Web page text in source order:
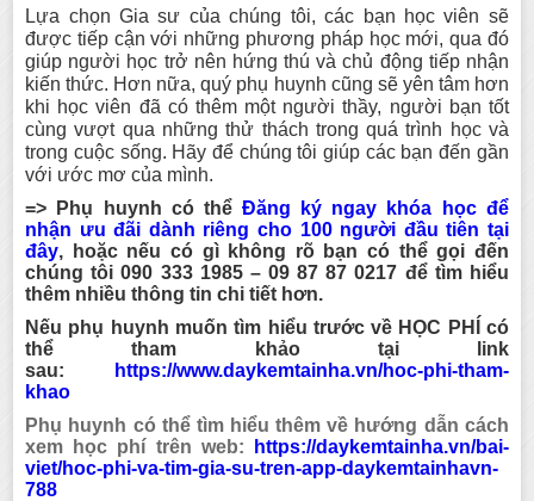
Lựa chọn Gia sư của chúng tôi, các bạn học viên sẽ
được tiếp cận với những phương pháp học mới, qua đó
giúp người học trở nên hứng thú và chủ động tiếp nhận
kiến thức. Hơn nữa, quý phụ huynh cũng sẽ yên tâm hơn
khi học viên đã có thêm một người thầy, người bạn tốt
cùng vượt qua những thử thách trong quá trình học và
trong cuộc sống. Hãy để chúng tôi giúp các bạn đến gần
với ước mơ của mình.
=> Phụ huynh có thể Đăng ký ngay khóa học để
nhận ưu đãi dành riêng cho 100 người đầu tiên tại
đây,
hoặc nếu có gì không rõ bạn có thể gọi đến
chúng tôi 090 333 1985 – 09 87 87 0217 để tìm hiểu
thêm nhiều thông tin chi tiết hơn.
Nếu phụ huynh muốn tìm hiểu trước về HỌC PHÍ có
thể tham khảo tại link
sau:
https://www.daykemtainha.vn/hoc-phi-tham-
khao
Phụ huynh có thể tìm hiểu thêm về hướng dẫn cách
xem học phí trên web:
https://daykemtainha.vn/bai-
viet/hoc-phi-va-tim-gia-su-tren-app-daykemtainhavn-
788